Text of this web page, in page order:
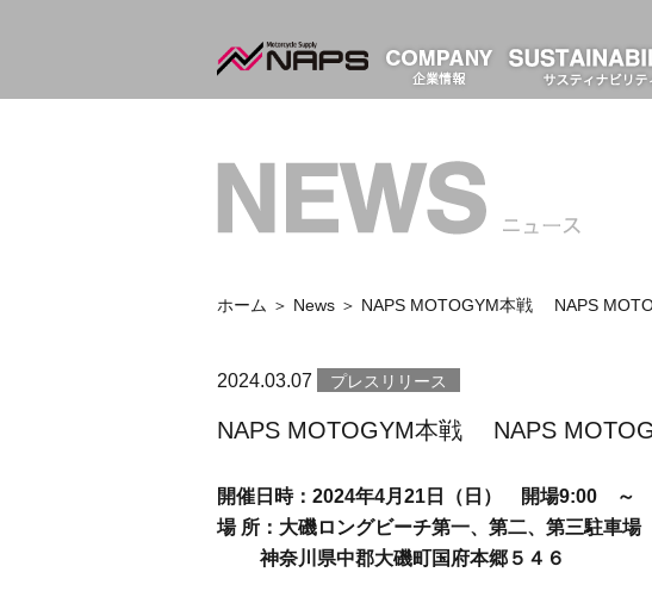
ホーム ＞ News ＞ NAPS MOTOGYM本戦 NAPS
2024.03.07 プレスリリース
NAPS MOTOGYM本戦 NAPS
開催日時： 2024年4月 21 日（日） 開場9:00 ～
場 所：大磯ロングビーチ第一、第二、第三駐車場
神奈川県中郡大磯町国府本郷５４６